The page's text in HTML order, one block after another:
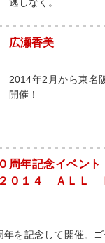
広瀬香美
2014年2月から東名
開催！
周年記念イベン
０１４ ＡＬＬ
を記念して開催。ゴ